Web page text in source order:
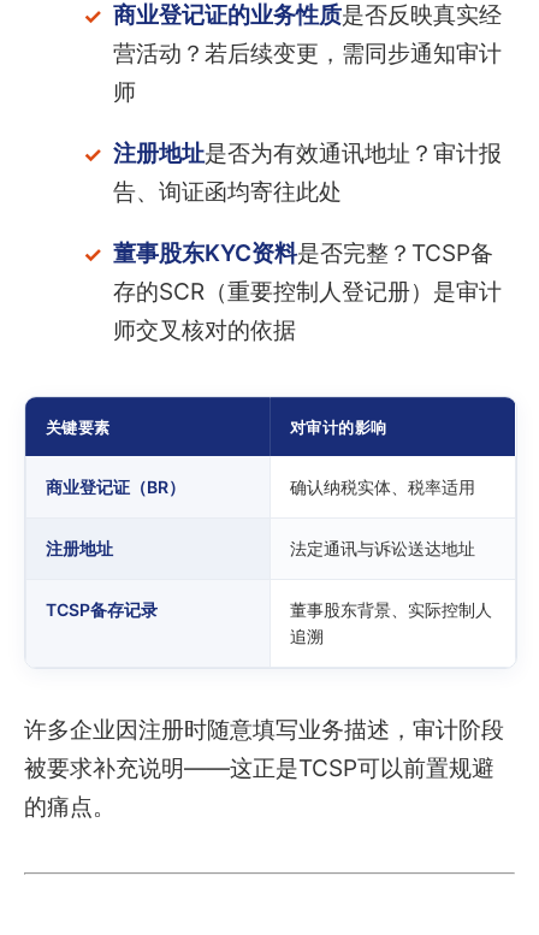
商业登记证的业务性质是否反映真实经
营活动？若后续变更，需同步通知审计
师
注册地址是否为有效通讯地址？审计报
告、询证函均寄往此处
董事股东KYC资料是否完整？TCSP备
存的SCR（重要控制人登记册）是审计
师交叉核对的依据
关键要素 对审计的影响
商业登记证（BR） 确认纳税实体、税率适用
注册地址 法定通讯与诉讼送达地址
TCSP备存记录
董事股东背景、实际控制人
追溯
许多企业因注册时随意填写业务描述，审计阶段
被要求补充说明——这正是TCSP可以前置规避
的痛点。